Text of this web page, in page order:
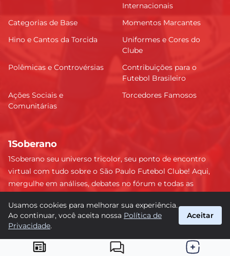
E. Díaz
6.76
Pedro Ferreira
6.76
Franco
Pablo Maia
6.61
Internacionais
Categorias de Base
Momentos Marcantes
Hino e Cantos da Torcida
Uniformes e Cores do
Clube
Polêmicas e Controvérsias
Contribuições para o
Futebol Brasileiro
Ações Sociais e
Comunitárias
Torcedores Famosos
1Soberano
1Soberano seu universo tricolor, seu ponto de encontro
virtual com tudo sobre o São Paulo Futebol Clube! Aqui,
mergulhe em análises, debates no fórum e todas as
detalhe e faça parte dessa comunidade apaixonada pelo
tricolor paulista. #SPFC #SãoPaulo #1Soberano
Usamos cookies para melhorar sua experiência.
Ao continuar, você aceita nossa Política de
Privacidade.
Aceitar